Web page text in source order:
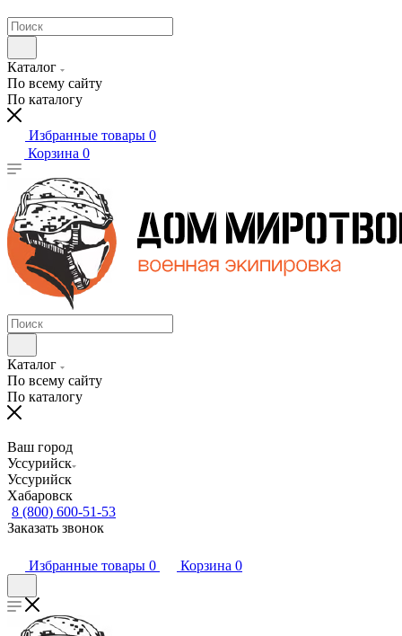
Каталог
По всему сайту
По каталогу
Избранные товары 0
Корзина 0
Каталог
По всему сайту
По каталогу
Ваш город
Уссурийск
Уссурийск
Хабаровск
8 (800) 600-51-53
Заказать звонок
Избранные товары 0 Корзина 0